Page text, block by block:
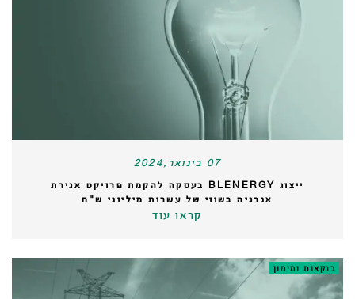
07 בינואר,2024
ייצוג BLENERGY בעסקה להקמת פרויקט אגירת
אנרגיה בשווי של עשרות מיליוני ש"ח
קראו עוד
בנקאות ומימון